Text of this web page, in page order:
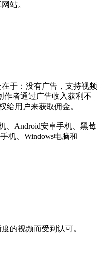
站。
于：没有广告，支持视频
作者通过广告收入获利不
给用户来获取佣金。
、Android安卓手机、黑莓
机、Windows电脑和
的视频而受到认可。